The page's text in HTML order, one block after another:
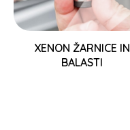
XENON ŽARNICE IN
BALASTI